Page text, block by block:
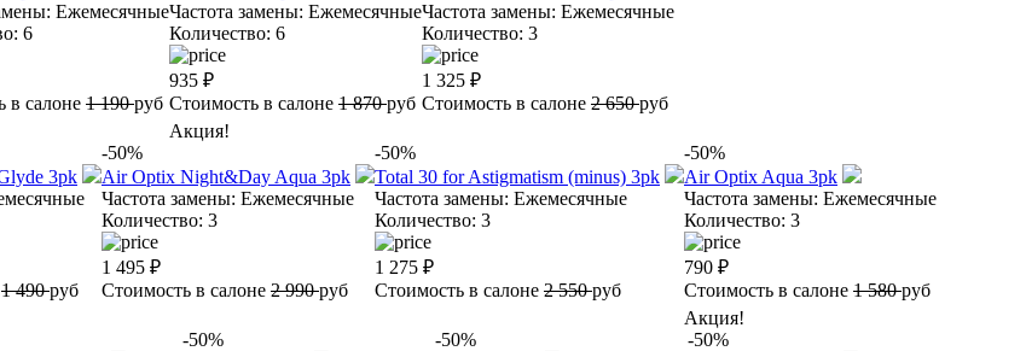
Ежемесячные
6
в салоне 1 190руб
Частота замены: Ежемесячные
Количество: 6
935 ₽
Стоимость в салоне 1 870руб
Акция!
Частота замены: Ежемесячные
Количество: 3
1 325 ₽
Стоимость в салоне 2 650руб
3pk
1 490руб
-50%
Air Optix Night&Day Aqua 3pk
Частота замены: Ежемесячные
Количество: 3
1 495 ₽
Стоимость в салоне 2 990руб
-50%
Total 30 for Astigmatism (minus) 3pk
Частота замены: Ежемесячные
Количество: 3
1 275 ₽
Стоимость в салоне 2 550руб
-50%
Air Optix Aqua 3pk
Частота замены: Ежемесячные
Количество: 3
790 ₽
Стоимость в салоне 1 580руб
Акция!
-50%
-50%
-50%